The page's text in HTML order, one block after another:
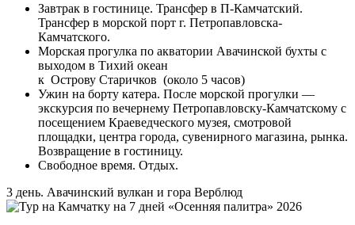
Завтрак в гостинице. Трансфер в П-Камчатский.
Трансфер в морской порт г. Петропавловска-
Камчатского.
Морская прогулка по акватории Авачинской бухты с
выходом в Тихий океан
к Острову Старичков (около 5 часов)
Ужин на борту катера. После морской прогулки —
экскурсия по вечернему Петропавловску-Камчатскому с
посещением Краеведческого музея, смотровой
площадки, центра города, сувенирного магазина, рынка.
Возвращение в гостиницу.
Свободное время. Отдых.
3 день. Авачинский вулкан и гора Верблюд